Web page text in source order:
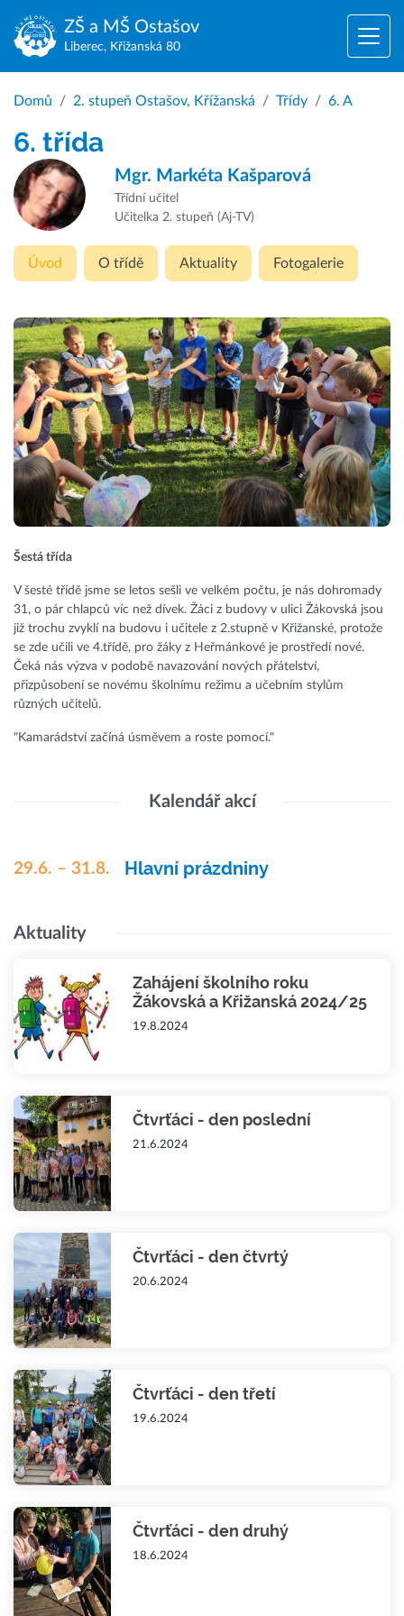
ZŠ a MŠ Ostašov
Liberec, Křižanská 80
Domů 2. stupeň Ostašov, Křížanská Třídy 6. A
6. třída
Mgr. Markéta Kašparová
Třídní učitel
Učitelka 2. stupeň (Aj-TV)
Úvod O třídě Aktuality Fotogalerie
Šestá třída
V šesté třídě jsme se letos sešli ve velkém počtu, je nás dohromady
31, o pár chlapců víc než dívek. Žáci z budovy v ulici Žákovská jsou
již trochu zvyklí na budovu i učitele z 2.stupně v Křižanské, protože
se zde učili ve 4.třídě, pro žáky z Heřmánkové je prostředí nové.
Čeká nás výzva v podobě navazování nových přátelství,
přizpůsobení se novému školnímu režimu a učebním stylům
různých učitelů.
"Kamarádství začíná úsměvem a roste pomocí."
Kalendář akcí
29.6. – 31.8. Hlavní prázdniny
Aktuality
Zahájení školního roku
Žákovská a Křižanská 2024/25
19.8.2024
Čtvrťáci - den poslední
21.6.2024
Čtvrťáci - den čtvrtý
20.6.2024
Čtvrťáci - den třetí
19.6.2024
Čtvrťáci - den druhý
18.6.2024